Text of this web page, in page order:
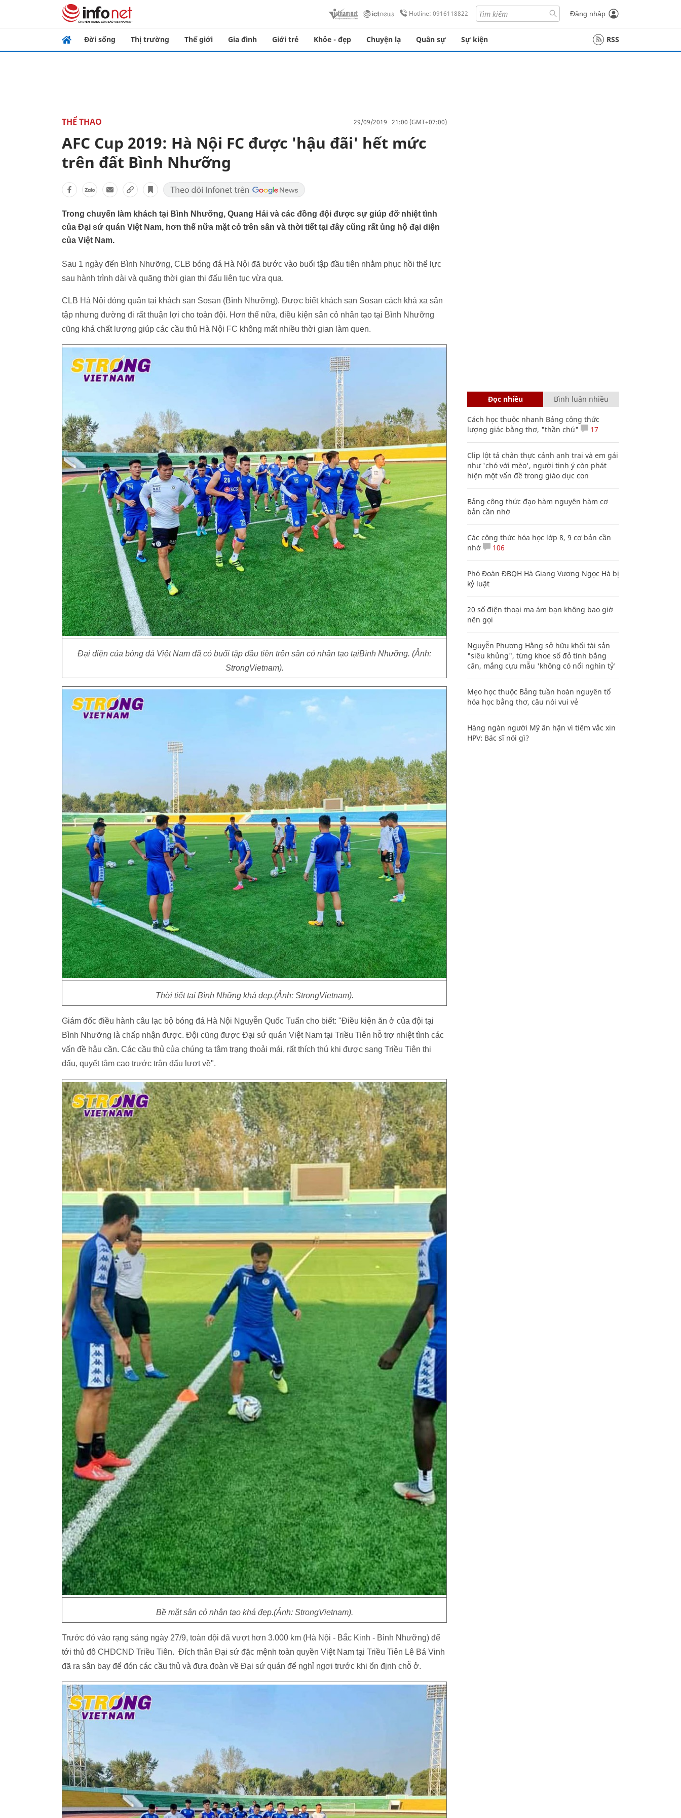
Hotline: 0916118822 Đăng nhập
Đời sống Thị trường Thế giới Gia đình Giới trẻ Khỏe - đẹp Chuyện lạ Quân sự Sự kiện RSS
THỂ THAO 29/09/2019 21:00 (GMT+07:00)
AFC Cup 2019: Hà Nội FC được 'hậu đãi' hết mức
trên đất Bình Nhưỡng
Trong chuyến làm khách tại Bình Nhưỡng, Quang Hải và các đồng đội được sự giúp đỡ nhiệt tình
của Đại sứ quán Việt Nam, hơn thế nữa mặt cỏ trên sân và thời tiết tại đây cũng rất ủng hộ đại diện
của Việt Nam.
Sau 1 ngày đến Bình Nhưỡng, CLB bóng đá Hà Nội đã bước vào buổi tập đầu tiên nhằm phục hồi thể lực
sau hành trình dài và quãng thời gian thi đấu liên tục vừa qua.
CLB Hà Nội đóng quân tại khách sạn Sosan (Bình Nhưỡng). Được biết khách sạn Sosan cách khá xa sân
tập nhưng đường đi rất thuận lợi cho toàn đội. Hơn thế nữa, điều kiện sân cỏ nhân tạo tại Bình Nhưỡng
cũng khá chất lượng giúp các cầu thủ Hà Nội FC không mất nhiều thời gian làm quen.
Đại diện của bóng đá Việt Nam đã có buổi tập đầu tiên trên sân cỏ nhân tạo tạiBình Nhưỡng. (Ảnh:
StrongVietnam).
Thời tiết tại Bình Những khá đẹp.(Ảnh: StrongVietnam).
Giám đốc điều hành câu lạc bộ bóng đá Hà Nội Nguyễn Quốc Tuấn cho biết: "Điều kiện ăn ở của đội tại
Bình Nhưỡng là chấp nhận được. Đội cũng được Đại sứ quán Việt Nam tại Triều Tiên hỗ trợ nhiệt tình các
vấn đề hậu cần. Các cầu thủ của chúng ta tâm trạng thoải mái, rất thích thú khi được sang Triều Tiên thi
đấu, quyết tâm cao trước trận đấu lượt về".
Bề mặt sân cỏ nhân tạo khá đẹp.(Ảnh: StrongVietnam).
Trước đó vào rạng sáng ngày 27/9, toàn đội đã vượt hơn 3.000 km (Hà Nội - Bắc Kinh - Bình Nhưỡng) để
tới thủ đô CHDCND Triều Tiên. Đích thân Đại sứ đặc mệnh toàn quyền Việt Nam tại Triều Tiên Lê Bá Vinh
đã ra sân bay để đón các cầu thủ và đưa đoàn về Đại sứ quán để nghỉ ngơi trước khi ổn định chỗ ở.
Đọc nhiều Bình luận nhiều
Cách học thuộc nhanh Bảng công thức
lượng giác bằng thơ, "thần chú"
17
Clip lột tả chân thực cảnh anh trai và em gái
như 'chó với mèo', người tinh ý còn phát
hiện một vấn đề trong giáo dục con
Bảng công thức đạo hàm nguyên hàm cơ
bản cần nhớ
Các công thức hóa học lớp 8, 9 cơ bản cần
nhớ
106
Phó Đoàn ĐBQH Hà Giang Vương Ngọc Hà bị
kỷ luật
20 số điện thoại ma ám bạn không bao giờ
nên gọi
Nguyễn Phương Hằng sở hữu khối tài sản
"siêu khủng", từng khoe sổ đỏ tính bằng
cân, mắng cựu mẫu 'không có nổi nghìn tỷ'
Mẹo học thuộc Bảng tuần hoàn nguyên tố
hóa học bằng thơ, câu nói vui vẻ
Hàng ngàn người Mỹ ân hận vì tiêm vắc xin
HPV: Bác sĩ nói gì?